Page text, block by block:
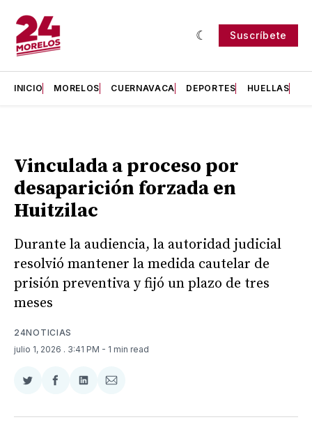
Suscríbete
INICIO MORELOS CUERNAVACA DEPORTES HUELLAS
Vinculada a proceso por
desaparición forzada en
Huitzilac
Durante la audiencia, la autoridad judicial
resolvió mantener la medida cautelar de
prisión preventiva y fijó un plazo de tres
meses
24NOTICIAS
julio 1, 2026 . 3:41 PM - 1 min read
Compartir
Twitter
Compartir
Facebook
Compartir
LinkedIn
Compartir
Email